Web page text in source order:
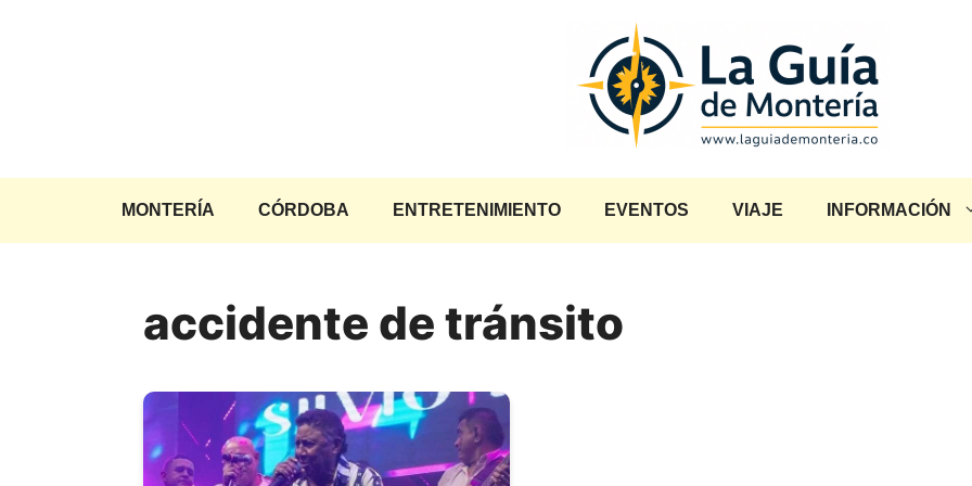
MONTERÍA CÓRDOBA ENTRETENIMIENTO EVENTOS VIAJE INFORMACIÓN
accidente de tránsito